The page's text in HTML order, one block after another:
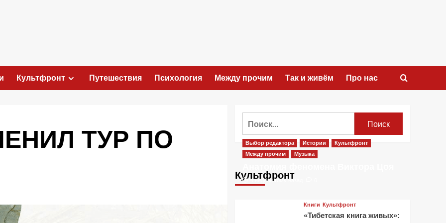
Культфронт Путешествия Психология Между прочим Так и живём Про нас
ТУР ПО
Культфронт
Выбор редактора Истории
Культфронт
Между прочим
Музыка
4 недели тому назад
Книги Культфронт
«Тибетская книга живых»: